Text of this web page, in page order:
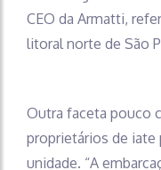
CEO da Armatti,
litoral norte de São
Outra faceta pouco
proprietários de iate
unidade. “A